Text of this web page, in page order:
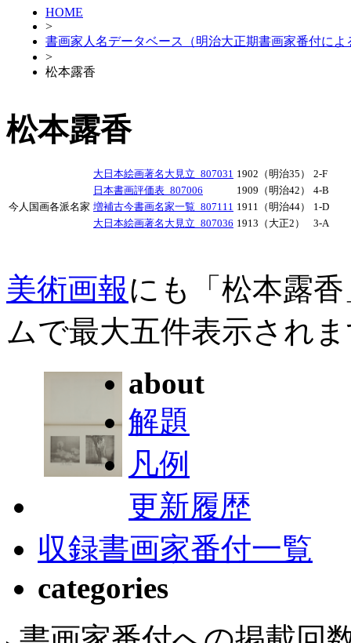
HOME
>
書画家人名データベース（明治大正期書画家番付によ
>
松本露香
松本露香
大日本絵画著名大見立_807031 1902（明治35）
2-F
日本書画評価表_807006
1909（明治42）
4-B
今人国画各派名家 増補古今書画名家一覧_807111 1911（明治44）
1-D
大日本絵画著名大見立_807036 1913（大正2） 3-A
美術画報にも「松本露
ムで最大五件表示され
about
解題
凡例
更新履歴
収録書画家番付一覧
categories